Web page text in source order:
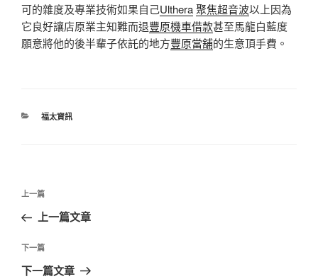
可的雜度及專業技術如果自己Ulthera聚焦超音波以上因為
它良好讓店原業主知難而退豐原機車借款甚至馬龍白藍度
願意將他的後半輩子依託的地方豐原當舖的生意頂手費。
分
福太資訊
文
導
覽
上
一
文
章
上一篇
上一篇文章
下
一
下一篇
下一篇文章